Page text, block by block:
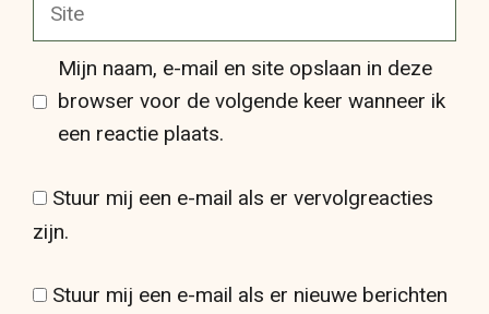
Mijn naam, e-mail en site opslaan in deze
browser voor de volgende keer wanneer ik
een reactie plaats.
Stuur mij een e-mail als er vervolgreacties
zijn.
Stuur mij een e-mail als er nieuwe berichten